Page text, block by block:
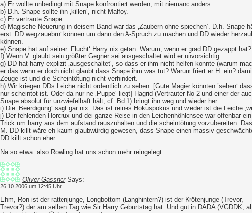
a) Er wollte unbedingt mit Snape konfrontiert werden, mit niemand anders.
b) D.h. Snape sollte ihn ‚killen‘, nicht Malfoy.
c) Er vertraute Snape.
d) Magische Neuerung in deisem Band war das ‚Zaubern ohne sprechen‘. D.h. Snape
erst ‚DD wegzauebrn‘ können um dann den A-Spruch zu machen und DD wieder
können.
e) Snape hat auf seiner ‚Flucht‘ Harry nix getan. Warum, wenn er grad DD gezappt hat?
f) Wenn V. glaubt sein größter Gegner sei ausgeschaltet wird er unvorsichtig.
g) DD hat harry explizit ‚ausgeschaltet‘, so dass er ihm nicht helfen konnte (warum
er das wenn er doch nicht glaubt dass Snape ihm was tut? Warum friert er H. ein?
Zeuge ist und die Scheintötung nicht verhindert.
h) Wir kriegen DDs Leiche nicht ordentlich zu sehen. [Gute Magier könnten ’sehen‘
nur scheintot ist. Oder da nur ne ‚Puppe‘ liegt] Hagrid (Vertrauter No 2 und einer der
Snape absolut für unzwiefelhaft hält, cf. Bd 1) bringt ihn weg und wieder her.
i) Die ‚Beerdigung‘ sagt gar nix. Das ist reines Hokuspokus und wieder ist die Leiche
j) Der fehlenden Horcrux und dei ganze Reise in den Leichenhöhlensee war offenbar ein
Trick um harry aus dem aufstand rauszuhalten und die scheintötung vorzubereiten.
M. DD killt wäre eh kaum glaubwürdig gewesen, dass Snape einen massiv
DD killt schon eher.
Na so etwa. also Rowling hat uns schon mehr reingelegt.
Oliver GassnerSays:
26.10.2006 um 12:45 Uhr
Ehm, Ron ist der rattenjunge, Longbottom (Langhintern?) ist der Krötenjunge (Trevor,
Trevor?) der am selben Tag wie Sir Harry Geburtstag hat. Und gut in DADA (VGDDK,